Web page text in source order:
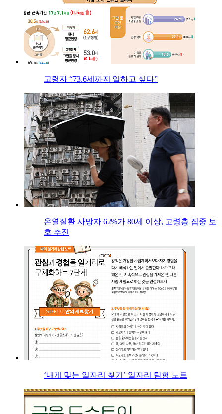
고령자 “73.6세까지 일하고 싶다”
온열질환 사망자 62%가 80세 이상, 고령층 집중 보
호 추진
‘내게 맞는 일자리 찾기’ 일자리 탐험 노트